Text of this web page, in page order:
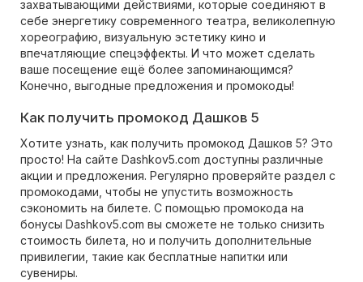
захватывающими действиями, которые соединяют в
себе энергетику современного театра, великолепную
хореографию, визуальную эстетику кино и
впечатляющие спецэффекты. И что может сделать
ваше посещение ещё более запоминающимся?
Конечно, выгодные предложения и промокоды!
Как получить промокод Дашков 5
Хотите узнать, как получить промокод Дашков 5? Это
просто! На сайте Dashkov5.com доступны различные
акции и предложения. Регулярно проверяйте раздел с
промокодами, чтобы не упустить возможность
сэкономить на билете. С помощью промокода на
бонусы Dashkov5.com вы сможете не только снизить
стоимость билета, но и получить дополнительные
привилегии, такие как бесплатные напитки или
сувениры.